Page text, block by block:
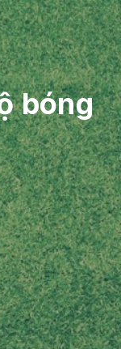
bóng